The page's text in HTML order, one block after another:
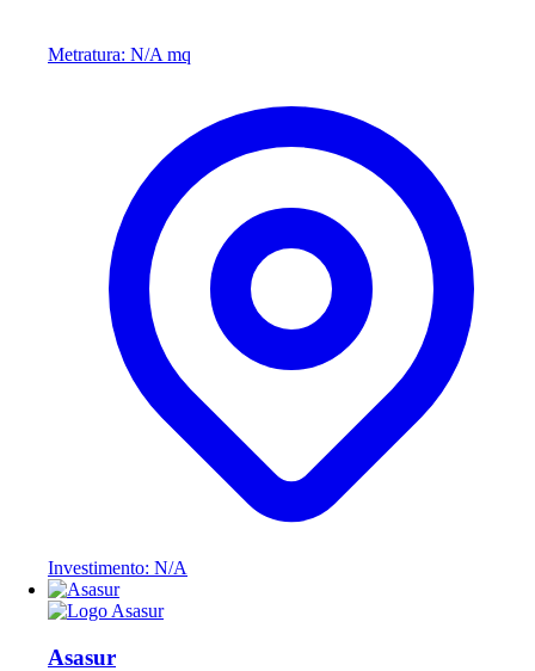
Metratura: N/A mq
Investimento: N/A
Asasur